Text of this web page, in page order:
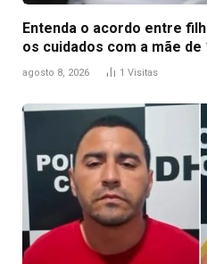
Entenda o acordo entre
os cuidados com a mãe de
agosto 8, 2026 1 Visitas